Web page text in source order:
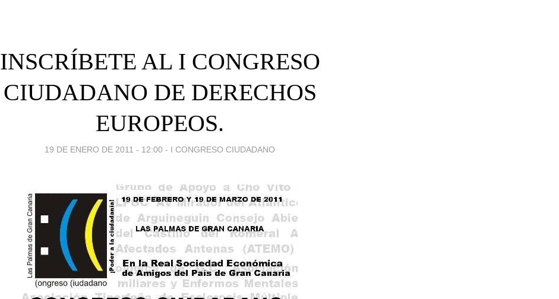
INSCRÍBETE AL I CONGRESO
CIUDADANO DE DERECHOS
EUROPEOS.
19 DE ENERO DE 2011 - 12:00 - I CONGRESO CIUDADANO